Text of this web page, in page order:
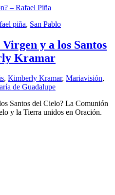
– Rafael Piña
piña, San Pablo
y a los Santos
Kramar
, Kimberly Kramar, Mariavisión,
de Guadalupe
Santos del Cielo? La Comunión
y la Tierra unidos en Oración.